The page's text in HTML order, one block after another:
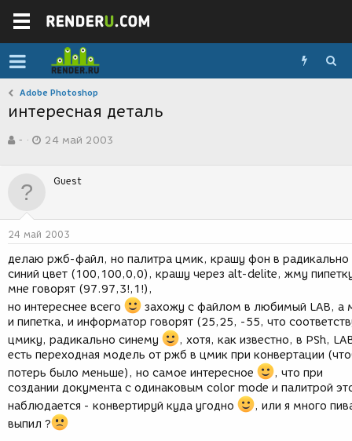
Adobe Photoshop
интересная деталь
в
р
м
-
а
д
н
и
я
24 май 2003
Guest
24 май 2003
делаю ржб-файл, но палитра цмик, крашу фон в радикально
синий цвет (100,100,0,0), крашу через alt-delite, жму
мне говорят (97.97,3!,1!),
но интереснее всего
захожу с файлом в любимый LAB, а
и пипетка, и информатор говорят (25,25, -55, что
цмику, радикально синему
, хотя, как известно, в PSh,
есть переходная модель от ржб в цмик при конвертации
потерь было меньше), но самое интересное
, что при
создании документа с одинаковым color mode и палитрой
наблюдается - конвертируй куда угодно
, или я много
выпил ?